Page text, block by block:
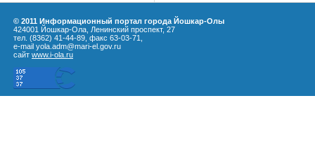
© 2011 Информационный портал города Йошкар-Олы
424001 Йошкар-Ола, Ленинский проспект, 27
тел. (8362) 41-44-89, факс 63-03-71,
e-mail yola.adm@mari-el.gov.ru
сайт www.i-ola.ru